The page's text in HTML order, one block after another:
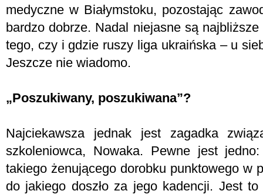
medyczne w Białymstoku, pozostając
bardzo dobrze. Nadal niejasne są
tego, czy i gdzie ruszy liga ukraińska – u
Jeszcze nie wiadomo.
„Poszukiwany, poszukiwana”?
Najciekawsza jednak jest zagadka
szkoleniowca, Nowaka. Pewne jest
takiego żenującego dorobku punktowego w
do jakiego doszło za jego kadencji. Jest